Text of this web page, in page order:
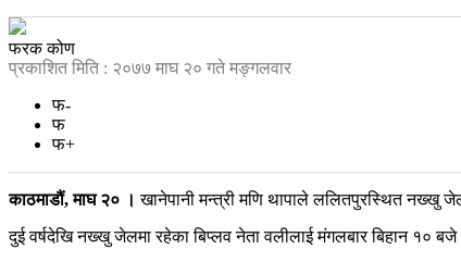
फरक कोण
प्रकाशित मिति : २०७७ माघ २० गते मङ्गलवार
फ-
फ
फ+
काठमाडौं, माघ २० । खानेपानी मन्त्री मणि थापाले ललितपुरस्थित नख्खु
दुई वर्षदेखि नख्खु जेलमा रहेका बिप्लव नेता वलीलाई मंगलबार बिहान १०